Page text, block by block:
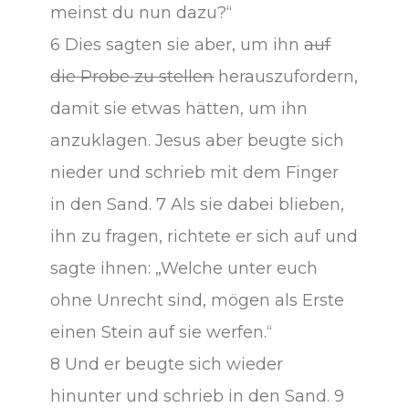
meinst du nun dazu?“
6 Dies sagten sie aber, um ihnauf
die Probe zu stellenherauszufordern,
damit sie etwas hätten, um ihn
anzuklagen. Jesus aber beugte sich
nieder und schrieb mit dem Finger
in den Sand. 7 Als sie dabei blieben,
ihn zu fragen, richtete er sich auf und
sagte ihnen: „Welche unter euch
ohne Unrecht sind, mögen als Erste
einen Stein auf sie werfen.“
8 Und er beugte sich wieder
hinunter und schrieb in den Sand. 9